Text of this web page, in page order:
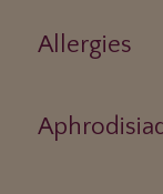
Allergies